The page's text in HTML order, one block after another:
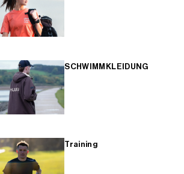
SCHWIMMKLEIDUNG
Training